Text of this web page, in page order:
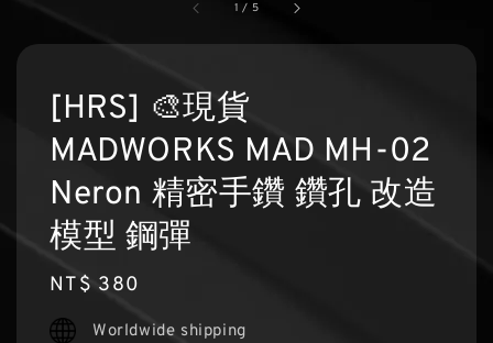
1 / 5
[HRS] 🎨現貨
MADWORKS MAD MH-02
Neron 精密手鑽 鑽孔 改造
模型 鋼彈
Regular
price
NT$ 380
Worldwide shipping